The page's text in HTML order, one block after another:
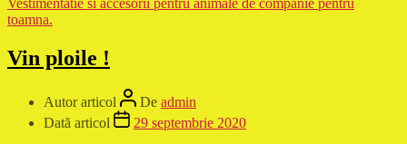
toamna.
Vin ploile !
Autor articol De admin
Dată articol
29 septembrie 2020